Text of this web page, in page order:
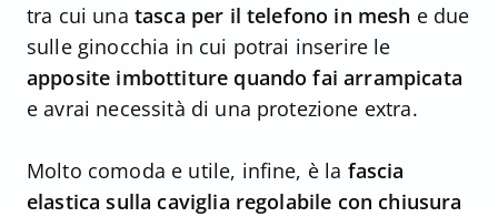
tra cui una tasca per il telefono in mesh e due
sulle ginocchia in cui potrai inserire le
apposite imbottiture quando fai arrampicata
e avrai necessità di una protezione extra.
Molto comoda e utile, infine, è la fascia
elastica sulla caviglia regolabile con chiusura